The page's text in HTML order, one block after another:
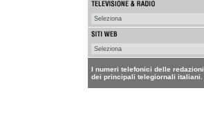
I numeri telefonici delle redazioni
dei principali telegiornali italiani.